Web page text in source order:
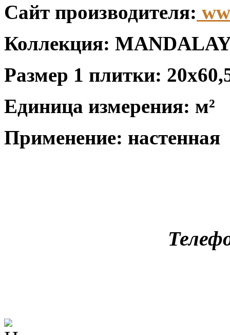
Сайт производителя:
Коллекция:
Размер 1 плитки:
Единица измерения: м²
Применение: настенная